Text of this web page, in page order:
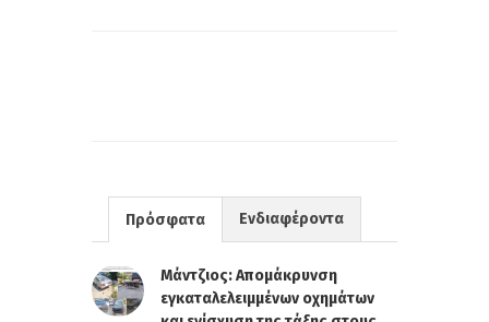
Πρόσφατα Ενδιαφέροντα
Μάντζιος: Απομάκρυνση
εγκαταλελειμμένων οχημάτων